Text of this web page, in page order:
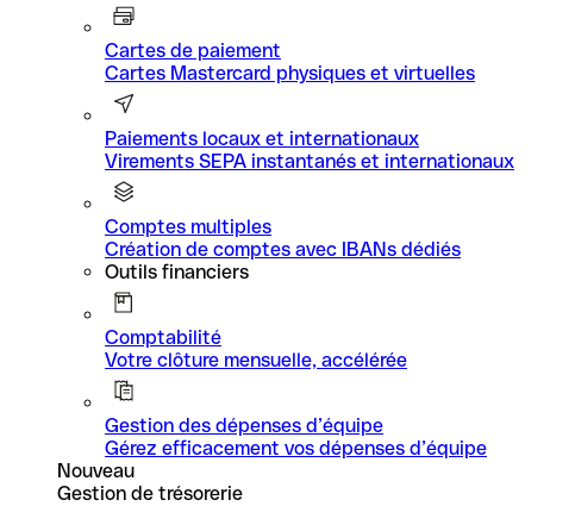
Cartes de paiement
Cartes Mastercard physiques et virtuelles
Paiements locaux et internationaux
Virements SEPA instantanés et internationaux
Comptes multiples
Création de comptes avec IBANs dédiés
Outils financiers
Comptabilité
Votre clôture mensuelle, accélérée
Gestion des dépenses d’équipe
Gérez efficacement vos dépenses d’équipe
Nouveau
Gestion de trésorerie